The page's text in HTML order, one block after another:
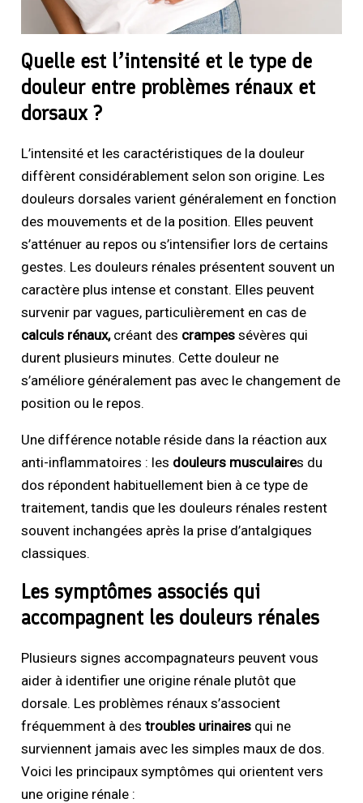
Quelle est l’intensité et le type de
douleur entre problèmes rénaux et
dorsaux ?
L’intensité et les caractéristiques de la douleur
diffèrent considérablement selon son origine. Les
douleurs dorsales varient généralement en fonction
des mouvements et de la position. Elles peuvent
s’atténuer au repos ou s’intensifier lors de certains
gestes. Les douleurs rénales présentent souvent un
caractère plus intense et constant. Elles peuvent
survenir par vagues, particulièrement en cas de
calculs rénaux,créant des crampes sévères qui
durent plusieurs minutes. Cette douleur ne
s’améliore généralement pas avec le changement de
position ou le repos.
Une différence notable réside dans la réaction aux
anti-inflammatoires : les douleurs musculaires du
dos répondent habituellement bien à ce type de
traitement, tandis que les douleurs rénales restent
souvent inchangées après la prise d’antalgiques
classiques.
Les symptômes associés qui
accompagnent les douleurs rénales
Plusieurs signes accompagnateurs peuvent vous
aider à identifier une origine rénale plutôt que
dorsale. Les problèmes rénaux s’associent
fréquemment à destroubles urinaires qui ne
surviennent jamais avec les simples maux de dos.
Voici les principaux symptômes qui orientent vers
une origine rénale :